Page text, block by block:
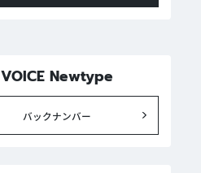
VOICE Newtype
バックナンバー